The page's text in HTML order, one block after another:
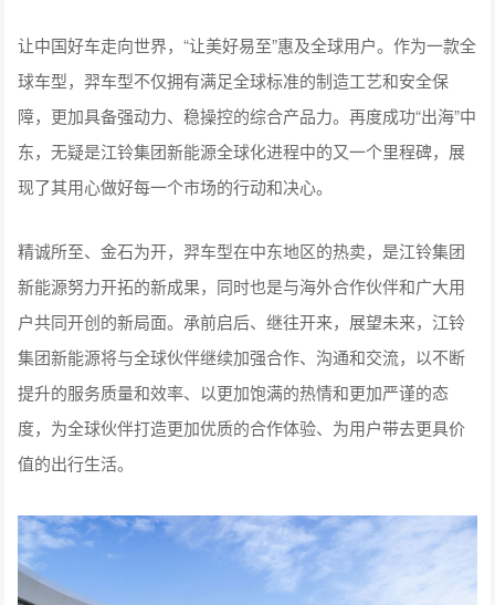
让中国好车走向世界，“让美好易至”惠及全球用户。作为一款全
球车型，羿车型不仅拥有满足全球标准的制造工艺和安全保
障，更加具备强动力、稳操控的综合产品力。再度成功“出海”中
东，无疑是江铃集团新能源全球化进程中的又一个里程碑，展
现了其用心做好每一个市场的行动和决心。
精诚所至、金石为开，羿车型在中东地区的热卖，是江铃集团
新能源努力开拓的新成果，同时也是与海外合作伙伴和广大用
户共同开创的新局面。承前启后、继往开来，展望未来，江铃
集团新能源将与全球伙伴继续加强合作、沟通和交流，以不断
提升的服务质量和效率、以更加饱满的热情和更加严谨的态
度，为全球伙伴打造更加优质的合作体验、为用户带去更具价
值的出行生活。